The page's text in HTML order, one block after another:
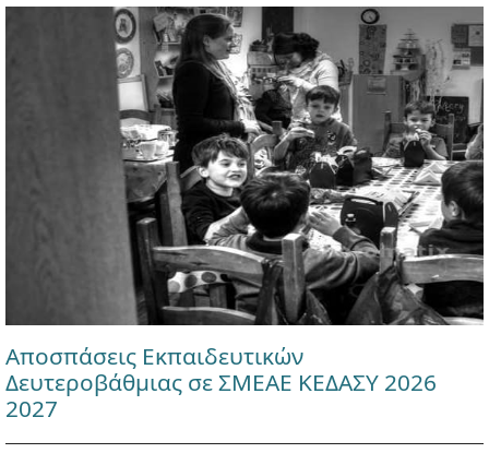
Αποσπάσεις Εκπαιδευτικών
Δευτεροβάθμιας σε ΣΜΕΑΕ ΚΕΔΑΣΥ 2026
2027